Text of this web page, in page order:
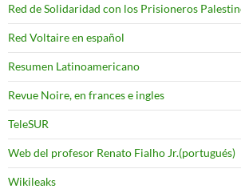
Red de Solidaridad con los Prisioneros
Red Voltaire en español
Resumen Latinoamericano
Revue Noire, en frances e ingles
TeleSUR
Web del profesor Renato Fialho Jr.(portugués)
Wikileaks